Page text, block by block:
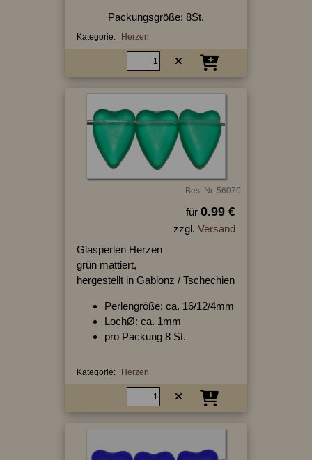
Packungsgröße: 8St.
Kategorie: Herzen
Best.Nr.:56070
für 0.99 €
zzgl. Versand
Glasperlen Herzen
grün mattiert,
hergestellt in Gablonz / Tschechien
Perlengröße: ca. 16/12/4mm
LochØ: ca. 1mm
pro Packung 8 St.
Kategorie: Herzen